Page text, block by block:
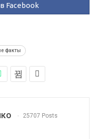
Facebook
факты
25707 Posts